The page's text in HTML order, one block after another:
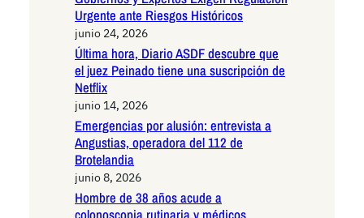
Urgente ante Riesgos Históricos
junio 24, 2026
Última hora, Diario ASDF descubre que
el juez Peinado tiene una suscripción de
Netflix
junio 14, 2026
Emergencias por alusión: entrevista a
Angustias, operadora del 112 de
Brotelandia
junio 8, 2026
Hombre de 38 años acude a